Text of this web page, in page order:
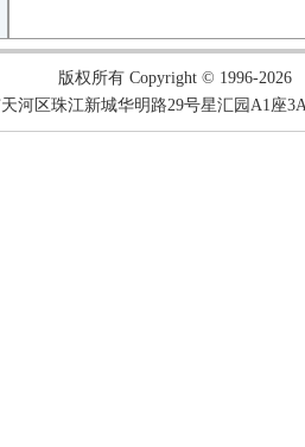
版权所有 Copyright © 1996-2026
河区珠江新城华明路29号星汇园A1座